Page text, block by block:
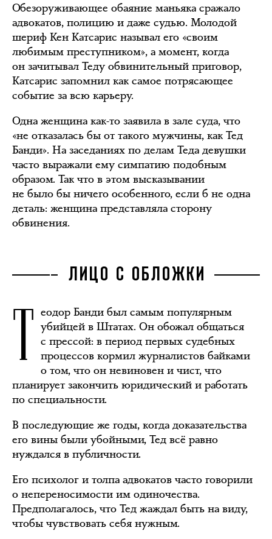
Обезоруживающее обаяние маньяка сражало
адвокатов, полицию и даже судью. Молодой
шериф Кен Катсарис называл его «своим
любимым преступником», а момент, когда
он зачитывал Теду обвинительный приговор,
Катсарис запомнил как самое потрясающее
событие за всю карьеру.
Одна женщина как-то заявила в зале суда, что
«не отказалась бы от такого мужчины, как Тед
Банди». На заседаниях по делам Теда девушки
часто выражали ему симпатию подобным
образом. Так что в этом высказывании
не было бы ничего особенного, если б не одна
деталь: женщина представляла сторону
обвинения.
ЛИЦО С ОБЛОЖКИ
Т еодор Банди был самым популярным
убийцей в Штатах. Он обожал общаться
с прессой: в период первых судебных
процессов кормил журналистов байками
о том, что он невиновен и чист, что
планирует закончить юридический и работать
по специальности.
В последующие же годы, когда доказательства
его вины были убойными, Тед всё равно
нуждался в публичности.
Его психолог и толпа адвокатов часто говорили
о непереносимости им одиночества.
Предполагалось, что Тед жаждал быть на виду,
чтобы чувствовать себя нужным.